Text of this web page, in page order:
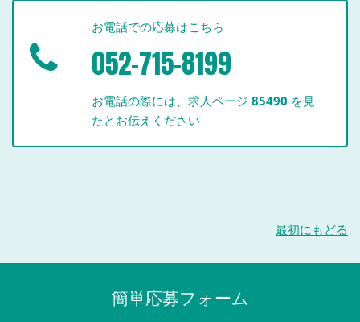
お電話での応募はこちら
052-715-8199
お電話の際には、求人ページ85490 を見
たとお伝えください
最初にもどる
簡単応募フォーム